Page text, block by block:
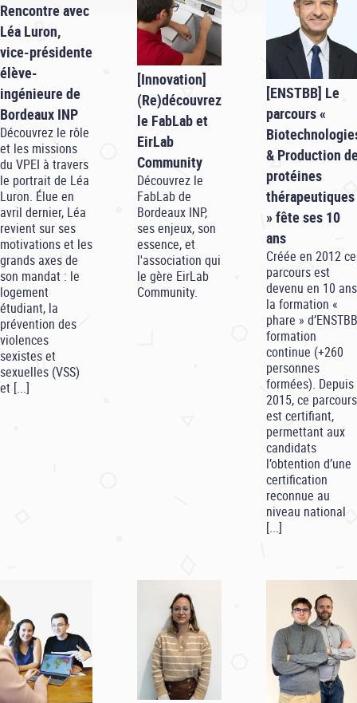
Rencontre avec
Léa Luron,
vice-présidente
élève-
ingénieure de
Bordeaux INP
Découvrez le rôle
et les missions
du VPEI à travers
le portrait de Léa
Luron. Élue en
avril dernier, Léa
revient sur ses
motivations et les
grands axes de
son mandat : le
logement
étudiant, la
prévention des
violences
sexistes et
sexuelles (VSS)
et [...]
[Innovation]
(Re)découvrez
le FabLab et
EirLab
Community
Découvrez le
FabLab de
Bordeaux INP,
ses enjeux, son
essence, et
l'association qui
le gère EirLab
Community.
[ENSTBB] Le
parcours «
& Production
protéines
thérapeutiques
» fête ses 10
ans
Créée en 2012 ce
parcours est
devenu en 10 ans
la formation «
phare » d’ENSTBB
formation
continue (+260
personnes
formées). Depuis
2015, ce parcours
est certifiant,
permettant aux
candidats
l’obtention d’une
certification
reconnue au
niveau national
[...]